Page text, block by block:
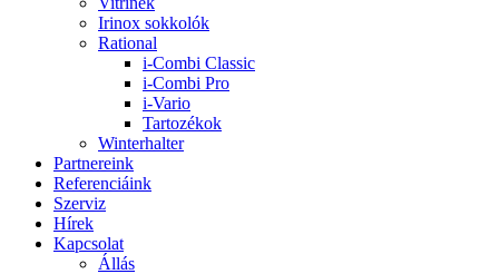
Irinox sokkolók
Rational
i-Combi Classic
i-Combi Pro
i-Vario
Tartozékok
Winterhalter
Partnereink
Referenciáink
Szerviz
Hírek
Kapcsolat
Állás